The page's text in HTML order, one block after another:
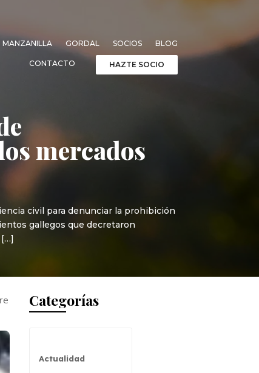
MANZANILLA GORDAL SOCIOS BLOG
CONTACTO HAZTE SOCIO
mercados
civil para denunciar la prohibición
gallegos que decretaron
Categorías
Actualidad